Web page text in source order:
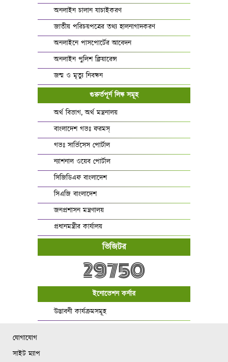
অনলাইন চালান যাচাইকরণ
জাতীয় পরিচয়পত্রের তথ্য হালনাগাদকরণ
অনলাইনে পাসপোর্টের আবেদন
অনলাইন পুলিশ ক্লিয়ারেন্স
জন্ম ও মৃত্যু নিবন্ধন
গুরুর্তপূর্ন লিঙ্ক সমূহ
অর্থ বিভাগ, অর্থ মন্ত্রনালয়
বাংলাদেশ গভঃ ফরমস্‌
গভঃ সার্ভিসেস পোর্টাল
ন্যাশনাল ওয়েব পোর্টাল
সিজিডিএফ বাংলাদেশ
সিএজি বাংলাদেশ
জনপ্রশাসন মন্ত্রণালয়
প্রধানমন্ত্রীর কার্যালয়
ভিজিটর
29750
ইনোভেশন কর্নার
উদ্ভাবনী কার্যক্রমসমূহ
যোগাযোগ
সাইট ম্যাপ